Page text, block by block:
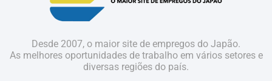
Desde 2007, o maior site de empregos do Japão.
As melhores oportunidades de trabalho em vários setores e
diversas regiões do país.